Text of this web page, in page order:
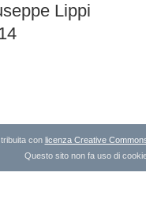
Lippi
con licenza Creative
Questo sito non fa uso di